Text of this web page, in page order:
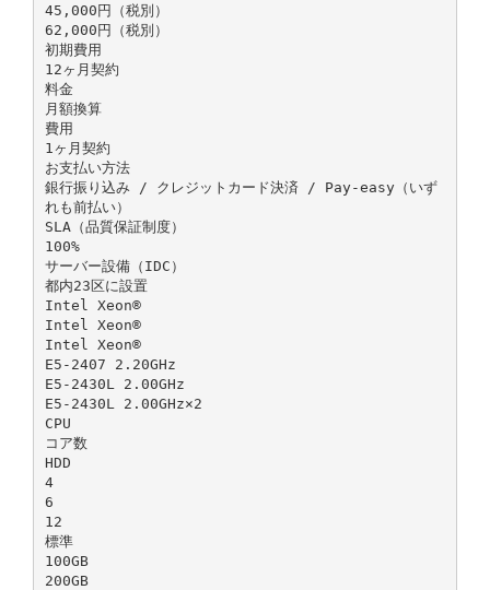
45,000円（税別）
62,000円（税別）
初期費用
12ヶ月契約
料金
月額換算
費用
1ヶ月契約
お支払い方法
銀行振り込み / クレジットカード決済 / Pay-easy（いず
れも前払い）
SLA（品質保証制度）
100%
サーバー設備（IDC）
都内23区に設置
Intel Xeon®
Intel Xeon®
Intel Xeon®
E5-2407 2.20GHz
E5-2430L 2.00GHz
E5-2430L 2.00GHz×2
CPU
コア数
HDD
4
6
12
標準
100GB
200GB